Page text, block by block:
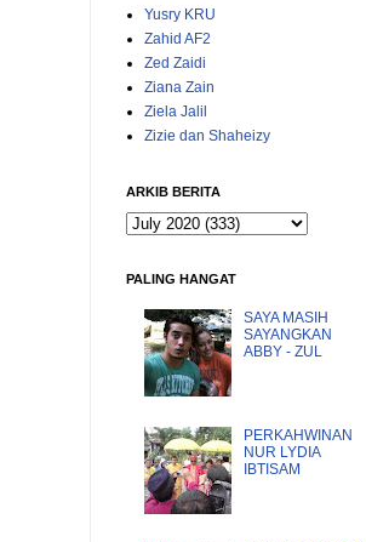
Yusry KRU
Zahid AF2
Zed Zaidi
Ziana Zain
Ziela Jalil
Zizie dan Shaheizy
ARKIB BERITA
PALING HANGAT
SAYA MASIH
SAYANGKAN
ABBY - ZUL
PERKAHWINAN
NUR LYDIA
IBTISAM